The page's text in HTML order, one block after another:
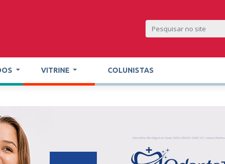
VITRINE COLUNISTAS